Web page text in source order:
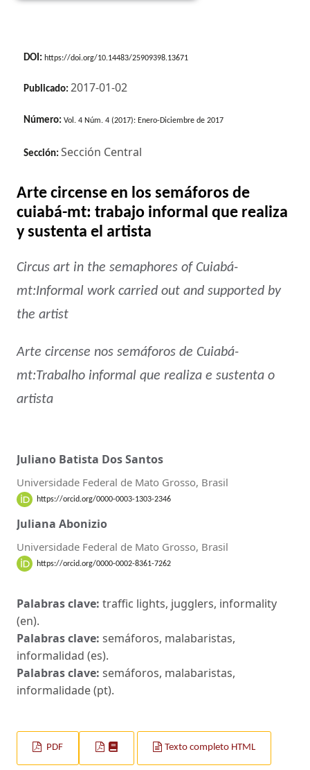
DOI: https://doi.org/10.14483/25909398.13671
Publicado: 2017-01-02
Número: Vol. 4 Núm. 4 (2017): Enero-Diciembre de 2017
Sección: Sección Central
Arte circense en los semáforos de
cuiabá-mt: trabajo informal que realiza
y sustenta el artista
Circus art in the semaphores of Cuiabá-
mt:Informal work carried out and supported by
the artist
Arte circense nos semáforos de Cuiabá-
mt:Trabalho informal que realiza e sustenta o
artista
Juliano Batista Dos Santos
Universidade Federal de Mato Grosso, Brasil
https://orcid.org/0000-0003-1303-2346
Juliana Abonizio
Universidade Federal de Mato Grosso, Brasil
https://orcid.org/0000-0002-8361-7262
Palabras clave: traffic lights, jugglers, informality
(en).
Palabras clave: semáforos, malabaristas,
informalidad (es).
Palabras clave: semáforos, malabaristas,
informalidade (pt).
PDF Texto completo HTML